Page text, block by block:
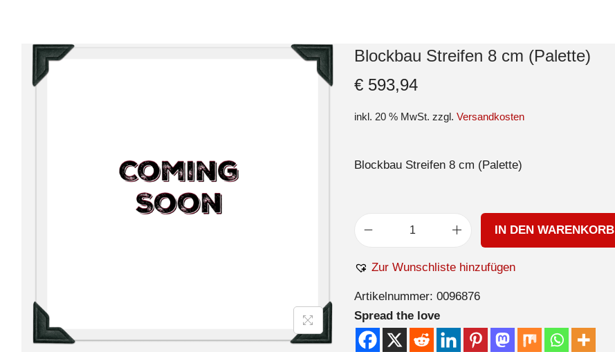
Blockbau Streifen 8 cm (Palette)
€593,94
inkl. 20 % MwSt. zzgl. Versandkosten
Blockbau Streifen 8 cm (Palette)
IN DEN WARENKORB
Zur Wunschliste hinzufügen
Artikelnummer: 0096876
Spread the love